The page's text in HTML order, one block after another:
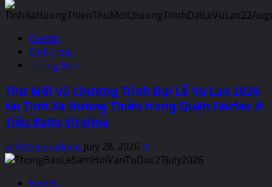
Events
Sinh Hoạt
Thông Báo
Thư Mời và Chương Trình Đại Lễ Vu Lan 2026
tại Tịnh Xá Hưong Thiền trong Quận Fairfax ở
Tiểu Bang Virginia
webVFRanadmin July 28, 2026 0
Events